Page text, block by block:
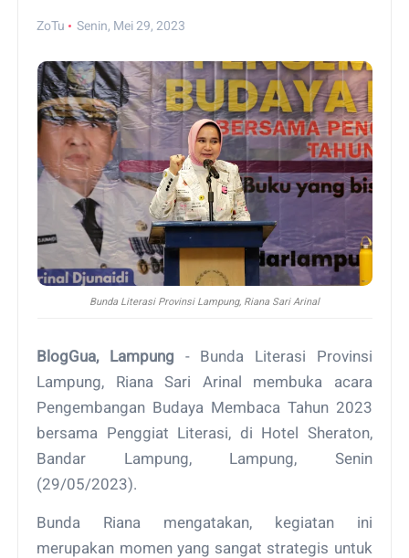
ZoTu Senin, Mei 29, 2023
Bunda Literasi Provinsi Lampung, Riana Sari Arinal
BlogGua, Lampung - Bunda Literasi Provinsi
Lampung, Riana Sari Arinal membuka acara
Pengembangan Budaya Membaca Tahun 2023
bersama Penggiat Literasi, di Hotel Sheraton,
Bandar Lampung, Lampung, Senin
(29/05/2023).
Bunda Riana mengatakan, kegiatan ini
merupakan momen yang sangat strategis untuk